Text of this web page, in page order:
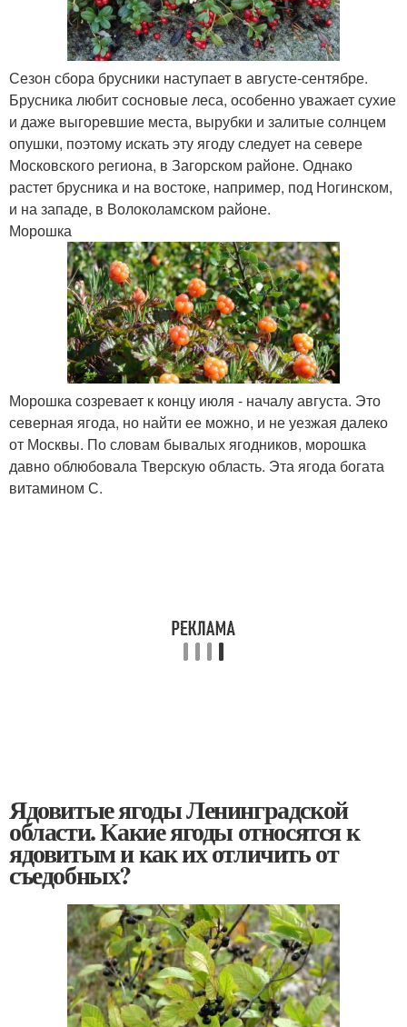
Сезон сбора брусники наступает в августе-сентябре.
Брусника любит сосновые леса, особенно уважает сухие
и даже выгоревшие места, вырубки и залитые солнцем
опушки, поэтому искать эту ягоду следует на севере
Московского региона, в Загорском районе. Однако
растет брусника и на востоке, например, под Ногинском,
и на западе, в Волоколамском районе.
Морошка
Морошка созревает к концу июля - началу августа. Это
северная ягода, но найти ее можно, и не уезжая далеко
от Москвы. По словам бывалых ягодников, морошка
давно облюбовала Тверскую область. Эта ягода богата
витамином С.
Ядовитые ягоды Ленинградской
области. Какие ягоды относятся к
ядовитым и как их отличить от
съедобных?